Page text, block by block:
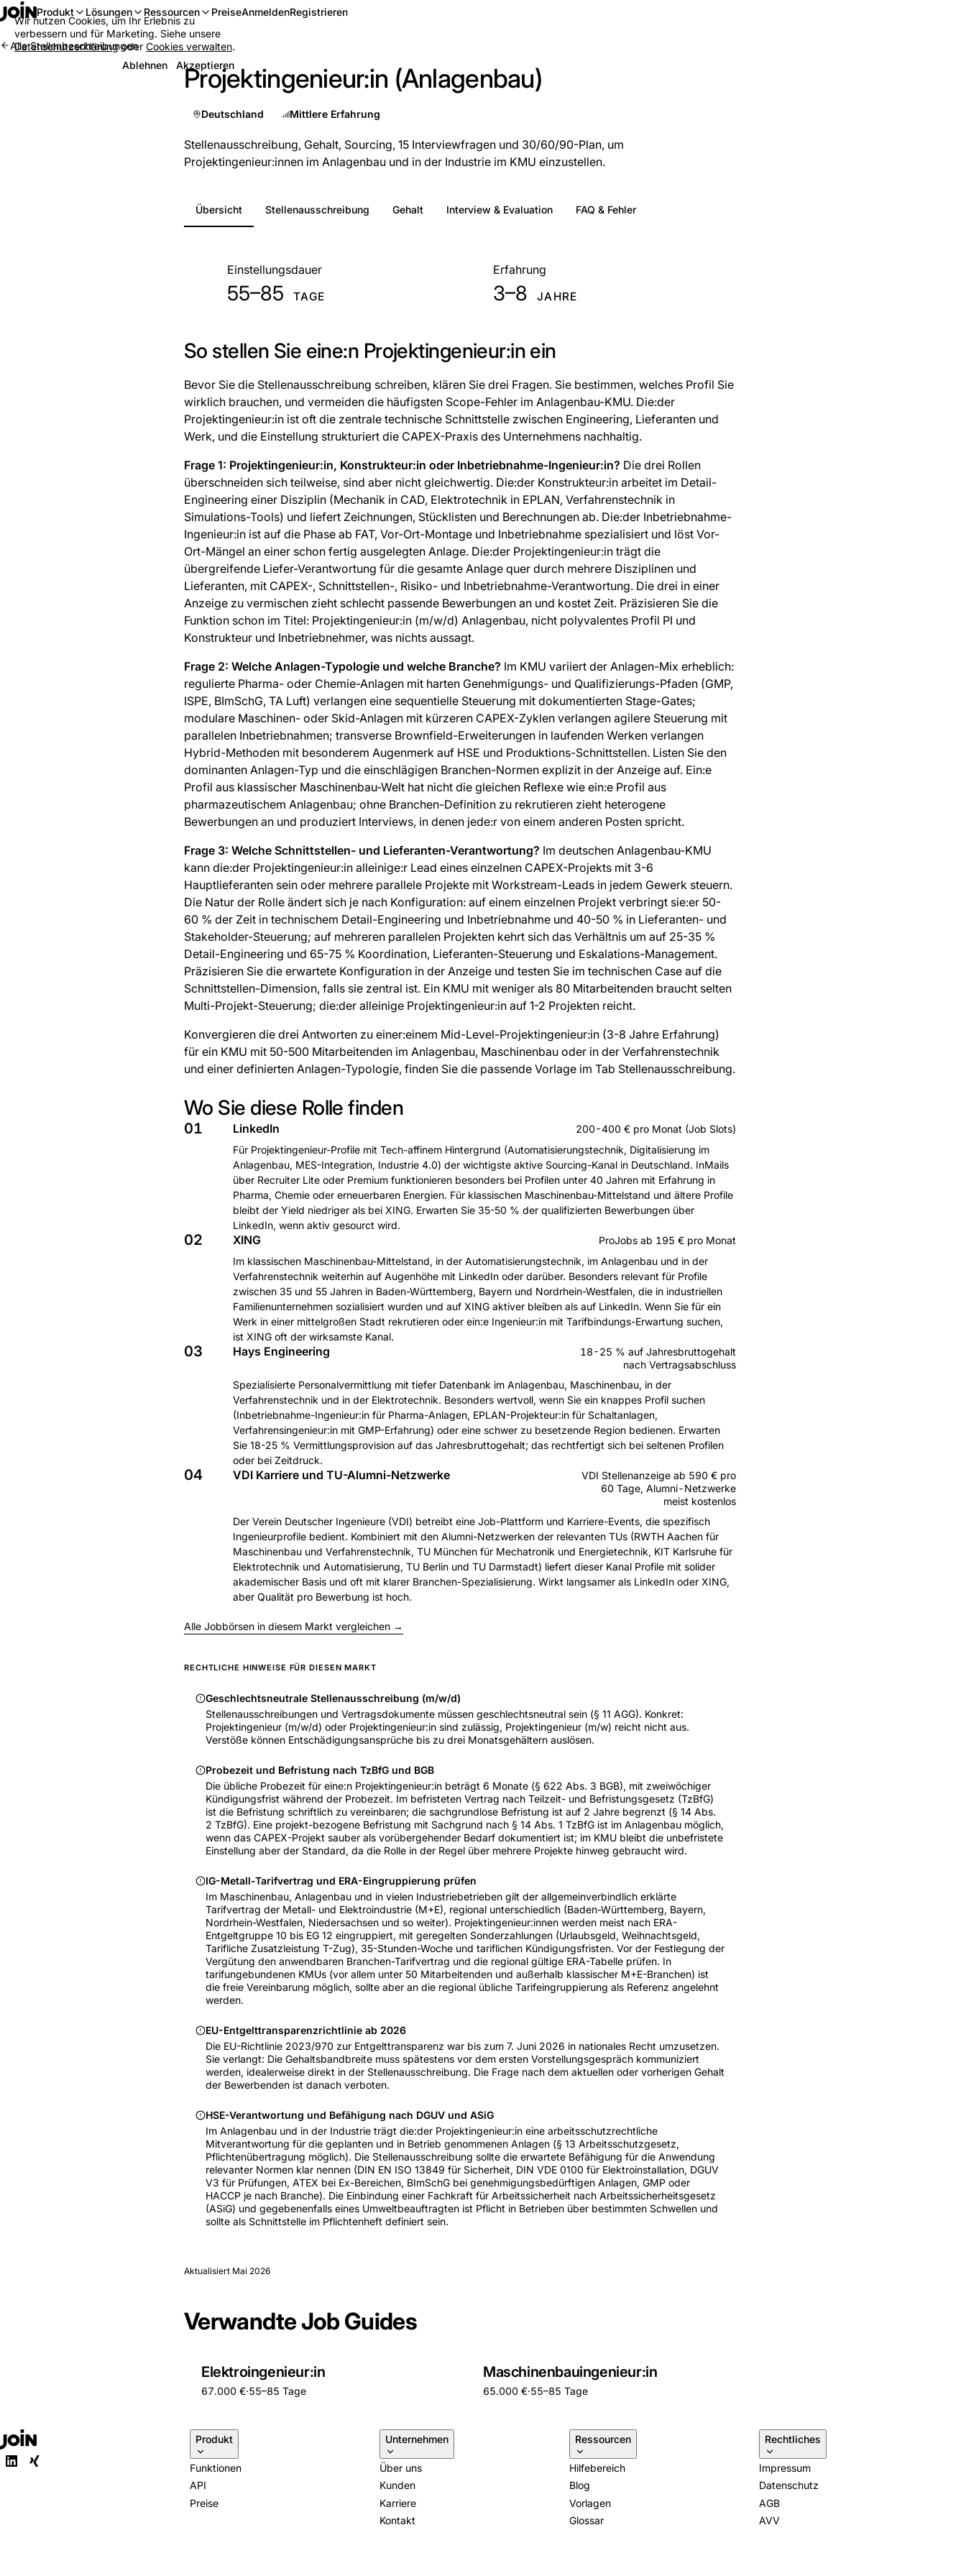
Produkt Lösungen Ressourcen PreiseAnmeldenRegistrieren
Alle Stellenbeschreibungen
Projektingenieur:in (Anlagenbau)
Deutschland Mittlere Erfahrung
Stellenausschreibung, Gehalt, Sourcing, 15 Interviewfragen und 30/60/90-Plan, um
Projektingenieur:innen im Anlagenbau und in der Industrie im KMU einzustellen.
Übersicht Stellenausschreibung Gehalt Interview & Evaluation FAQ & Fehler
Einstellungsdauer
55–85 TAGE
Erfahrung
3–8 JAHRE
So stellen Sie eine:n Projektingenieur:in ein
Bevor Sie die Stellenausschreibung schreiben, klären Sie drei Fragen. Sie bestimmen, welches Profil Sie
wirklich brauchen, und vermeiden die häufigsten Scope-Fehler im Anlagenbau-KMU. Die:der
Projektingenieur:in ist oft die zentrale technische Schnittstelle zwischen Engineering, Lieferanten und
Werk, und die Einstellung strukturiert die CAPEX-Praxis des Unternehmens nachhaltig.
Frage 1: Projektingenieur:in, Konstrukteur:in oder Inbetriebnahme-Ingenieur:in? Die drei Rollen
überschneiden sich teilweise, sind aber nicht gleichwertig. Die:der Konstrukteur:in arbeitet im Detail-
Engineering einer Disziplin (Mechanik in CAD, Elektrotechnik in EPLAN, Verfahrenstechnik in
Simulations-Tools) und liefert Zeichnungen, Stücklisten und Berechnungen ab. Die:der Inbetriebnahme-
Ingenieur:in ist auf die Phase ab FAT, Vor-Ort-Montage und Inbetriebnahme spezialisiert und löst Vor-
Ort-Mängel an einer schon fertig ausgelegten Anlage. Die:der Projektingenieur:in trägt die
übergreifende Liefer-Verantwortung für die gesamte Anlage quer durch mehrere Disziplinen und
Lieferanten, mit CAPEX-, Schnittstellen-, Risiko- und Inbetriebnahme-Verantwortung. Die drei in einer
Anzeige zu vermischen zieht schlecht passende Bewerbungen an und kostet Zeit. Präzisieren Sie die
Funktion schon im Titel: Projektingenieur:in (m/w/d) Anlagenbau, nicht polyvalentes Profil PI und
Konstrukteur und Inbetriebnehmer, was nichts aussagt.
Frage 2: Welche Anlagen-Typologie und welche Branche? Im KMU variiert der Anlagen-Mix erheblich:
regulierte Pharma- oder Chemie-Anlagen mit harten Genehmigungs- und Qualifizierungs-Pfaden (GMP,
ISPE, BImSchG, TA Luft) verlangen eine sequentielle Steuerung mit dokumentierten Stage-Gates;
modulare Maschinen- oder Skid-Anlagen mit kürzeren CAPEX-Zyklen verlangen agilere Steuerung mit
parallelen Inbetriebnahmen; transverse Brownfield-Erweiterungen in laufenden Werken verlangen
Hybrid-Methoden mit besonderem Augenmerk auf HSE und Produktions-Schnittstellen. Listen Sie den
dominanten Anlagen-Typ und die einschlägigen Branchen-Normen explizit in der Anzeige auf. Ein:e
Profil aus klassischer Maschinenbau-Welt hat nicht die gleichen Reflexe wie ein:e Profil aus
pharmazeutischem Anlagenbau; ohne Branchen-Definition zu rekrutieren zieht heterogene
Bewerbungen an und produziert Interviews, in denen jede:r von einem anderen Posten spricht.
Frage 3: Welche Schnittstellen- und Lieferanten-Verantwortung? Im deutschen Anlagenbau-KMU
kann die:der Projektingenieur:in alleinige:r Lead eines einzelnen CAPEX-Projekts mit 3-6
Hauptlieferanten sein oder mehrere parallele Projekte mit Workstream-Leads in jedem Gewerk steuern.
Die Natur der Rolle ändert sich je nach Konfiguration: auf einem einzelnen Projekt verbringt sie:er 50-
60 % der Zeit in technischem Detail-Engineering und Inbetriebnahme und 40-50 % in Lieferanten- und
Stakeholder-Steuerung; auf mehreren parallelen Projekten kehrt sich das Verhältnis um auf 25-35 %
Detail-Engineering und 65-75 % Koordination, Lieferanten-Steuerung und Eskalations-Management.
Präzisieren Sie die erwartete Konfiguration in der Anzeige und testen Sie im technischen Case auf die
Schnittstellen-Dimension, falls sie zentral ist. Ein KMU mit weniger als 80 Mitarbeitenden braucht selten
Multi-Projekt-Steuerung; die:der alleinige Projektingenieur:in auf 1-2 Projekten reicht.
Konvergieren die drei Antworten zu einer:einem Mid-Level-Projektingenieur:in (3-8 Jahre Erfahrung)
für ein KMU mit 50-500 Mitarbeitenden im Anlagenbau, Maschinenbau oder in der Verfahrenstechnik
und einer definierten Anlagen-Typologie, finden Sie die passende Vorlage im Tab Stellenausschreibung.
Wo Sie diese Rolle finden
01 LinkedIn
200-400 € pro Monat (Job Slots)
Für Projektingenieur-Profile mit Tech-affinem Hintergrund (Automatisierungstechnik, Digitalisierung im
Anlagenbau, MES-Integration, Industrie 4.0) der wichtigste aktive Sourcing-Kanal in Deutschland. InMails
über Recruiter Lite oder Premium funktionieren besonders bei Profilen unter 40 Jahren mit Erfahrung in
Pharma, Chemie oder erneuerbaren Energien. Für klassischen Maschinenbau-Mittelstand und ältere Profile
bleibt der Yield niedriger als bei XING. Erwarten Sie 35-50 % der qualifizierten Bewerbungen über
LinkedIn, wenn aktiv gesourct wird.
02 XING
ProJobs ab 195 € pro Monat
Im klassischen Maschinenbau-Mittelstand, in der Automatisierungstechnik, im Anlagenbau und in der
Verfahrenstechnik weiterhin auf Augenhöhe mit LinkedIn oder darüber. Besonders relevant für Profile
zwischen 35 und 55 Jahren in Baden-Württemberg, Bayern und Nordrhein-Westfalen, die in industriellen
Familienunternehmen sozialisiert wurden und auf XING aktiver bleiben als auf LinkedIn. Wenn Sie für ein
Werk in einer mittelgroßen Stadt rekrutieren oder ein:e Ingenieur:in mit Tarifbindungs-Erwartung suchen,
ist XING oft der wirksamste Kanal.
03 Hays Engineering
18-25 % auf Jahresbruttogehalt
nach Vertragsabschluss
Spezialisierte Personalvermittlung mit tiefer Datenbank im Anlagenbau, Maschinenbau, in der
Verfahrenstechnik und in der Elektrotechnik. Besonders wertvoll, wenn Sie ein knappes Profil suchen
(Inbetriebnahme-Ingenieur:in für Pharma-Anlagen, EPLAN-Projekteur:in für Schaltanlagen,
Verfahrensingenieur:in mit GMP-Erfahrung) oder eine schwer zu besetzende Region bedienen. Erwarten
Sie 18-25 % Vermittlungsprovision auf das Jahresbruttogehalt; das rechtfertigt sich bei seltenen Profilen
oder bei Zeitdruck.
04 VDI Karriere und TU-Alumni-Netzwerke
VDI Stellenanzeige ab 590 € pro
60 Tage, Alumni-Netzwerke
meist kostenlos
Der Verein Deutscher Ingenieure (VDI) betreibt eine Job-Plattform und Karriere-Events, die spezifisch
Ingenieurprofile bedient. Kombiniert mit den Alumni-Netzwerken der relevanten TUs (RWTH Aachen für
Maschinenbau und Verfahrenstechnik, TU München für Mechatronik und Energietechnik, KIT Karlsruhe für
Elektrotechnik und Automatisierung, TU Berlin und TU Darmstadt) liefert dieser Kanal Profile mit solider
akademischer Basis und oft mit klarer Branchen-Spezialisierung. Wirkt langsamer als LinkedIn oder XING,
aber Qualität pro Bewerbung ist hoch.
Alle Jobbörsen in diesem Markt vergleichen →
RECHTLICHE HINWEISE FÜR DIESEN MARKT
Geschlechtsneutrale Stellenausschreibung (m/w/d)
Stellenausschreibungen und Vertragsdokumente müssen geschlechtsneutral sein (§ 11 AGG). Konkret:
Projektingenieur (m/w/d) oder Projektingenieur:in sind zulässig, Projektingenieur (m/w) reicht nicht aus.
Verstöße können Entschädigungsansprüche bis zu drei Monatsgehältern auslösen.
Probezeit und Befristung nach TzBfG und BGB
Die übliche Probezeit für eine:n Projektingenieur:in beträgt 6 Monate (§ 622 Abs. 3 BGB), mit zweiwöchiger
Kündigungsfrist während der Probezeit. Im befristeten Vertrag nach Teilzeit- und Befristungsgesetz (TzBfG)
ist die Befristung schriftlich zu vereinbaren; die sachgrundlose Befristung ist auf 2 Jahre begrenzt (§ 14 Abs.
2 TzBfG). Eine projekt-bezogene Befristung mit Sachgrund nach § 14 Abs. 1 TzBfG ist im Anlagenbau möglich,
wenn das CAPEX-Projekt sauber als vorübergehender Bedarf dokumentiert ist; im KMU bleibt die unbefristete
Einstellung aber der Standard, da die Rolle in der Regel über mehrere Projekte hinweg gebraucht wird.
IG-Metall-Tarifvertrag und ERA-Eingruppierung prüfen
Im Maschinenbau, Anlagenbau und in vielen Industriebetrieben gilt der allgemeinverbindlich erklärte
Tarifvertrag der Metall- und Elektroindustrie (M+E), regional unterschiedlich (Baden-Württemberg, Bayern,
Nordrhein-Westfalen, Niedersachsen und so weiter). Projektingenieur:innen werden meist nach ERA-
Entgeltgruppe 10 bis EG 12 eingruppiert, mit geregelten Sonderzahlungen (Urlaubsgeld, Weihnachtsgeld,
Tarifliche Zusatzleistung T-Zug), 35-Stunden-Woche und tariflichen Kündigungsfristen. Vor der Festlegung der
Vergütung den anwendbaren Branchen-Tarifvertrag und die regional gültige ERA-Tabelle prüfen. In
tarifungebundenen KMUs (vor allem unter 50 Mitarbeitenden und außerhalb klassischer M+E-Branchen) ist
die freie Vereinbarung möglich, sollte aber an die regional übliche Tarifeingruppierung als Referenz angelehnt
werden.
EU-Entgelttransparenzrichtlinie ab 2026
Die EU-Richtlinie 2023/970 zur Entgelttransparenz war bis zum 7. Juni 2026 in nationales Recht umzusetzen.
Sie verlangt: Die Gehaltsbandbreite muss spätestens vor dem ersten Vorstellungsgespräch kommuniziert
werden, idealerweise direkt in der Stellenausschreibung. Die Frage nach dem aktuellen oder vorherigen Gehalt
der Bewerbenden ist danach verboten.
HSE-Verantwortung und Befähigung nach DGUV und ASiG
Im Anlagenbau und in der Industrie trägt die:der Projektingenieur:in eine arbeitsschutzrechtliche
Mitverantwortung für die geplanten und in Betrieb genommenen Anlagen (§ 13 Arbeitsschutzgesetz,
Pflichtenübertragung möglich). Die Stellenausschreibung sollte die erwartete Befähigung für die Anwendung
relevanter Normen klar nennen (DIN EN ISO 13849 für Sicherheit, DIN VDE 0100 für Elektroinstallation, DGUV
V3 für Prüfungen, ATEX bei Ex-Bereichen, BImSchG bei genehmigungsbedürftigen Anlagen, GMP oder
HACCP je nach Branche). Die Einbindung einer Fachkraft für Arbeitssicherheit nach Arbeitssicherheitsgesetz
(ASiG) und gegebenenfalls eines Umweltbeauftragten ist Pflicht in Betrieben über bestimmten Schwellen und
sollte als Schnittstelle im Pflichtenheft definiert sein.
Aktualisiert Mai 2026
Verwandte Job Guides
Elektroingenieur:in
67.000 €·55–85 Tage
Maschinenbauingenieur:in
65.000 €·55–85 Tage
Produkt
Funktionen
API
Preise
Unternehmen
Über uns
Kunden
Karriere
Kontakt
Ressourcen
Hilfebereich
Blog
Vorlagen
Glossar
Rechtliches
Impressum
Datenschutz
AGB
AVV
Wir nutzen Cookies, um Ihr Erlebnis zu
verbessern und für Marketing. Siehe unsere
Datenschutzerklärungoder Cookies verwalten.
Ablehnen
Akzeptieren